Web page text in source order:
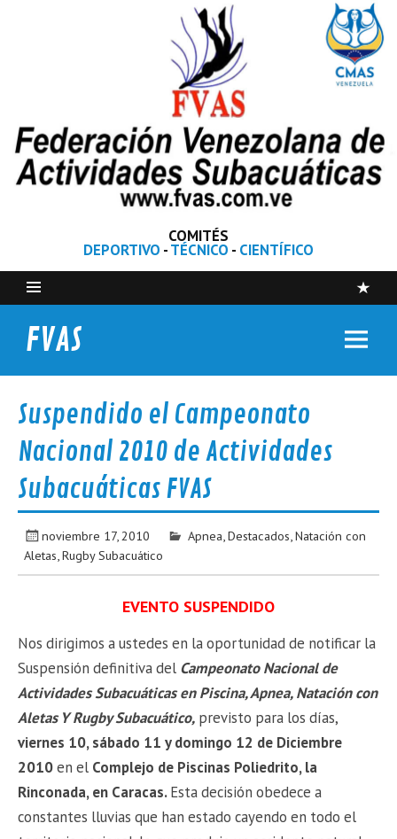
COMITÉS
DEPORTIVO -TÉCNICO - CIENTÍFICO
FVAS
Suspendido el Campeonato
Nacional 2010 de Actividades
Subacuáticas FVAS
noviembre 17, 2010 Apnea Destacados Natación con
Aletas ,Rugby Subacuático
EVENTO SUSPENDIDO
Nos dirigimos a ustedes en la oportunidad de notificar la
Suspensión definitiva del Campeonato Nacional de
Actividades Subacuáticas en Piscina, Apnea, Natación con
Aletas Y Rugby Subacuático, previsto para los días,
viernes 10, sábado 11 y domingo 12 de Diciembre
2010en el Complejo de Piscinas Poliedrito, la
Rinconada, en Caracas.Esta decisión obedece a
constantes lluvias que han estado cayendo en todo el